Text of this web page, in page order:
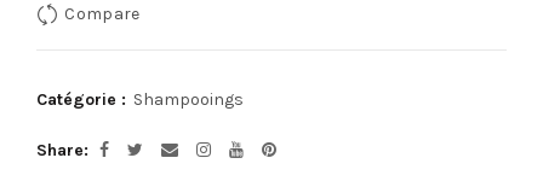
Compare
Catégorie : Shampooings
Share